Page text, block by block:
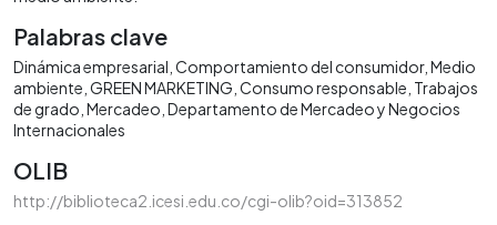
Palabras clave
Dinámica empresarial Comportamiento del consumidor Medio
ambiente GREEN MARKETING Consumo responsable Trabajos
de grado Mercadeo Departamento de Mercadeo y Negocios
Internacionales
OLIB
http://biblioteca2.icesi.edu.co/cgi-olib?oid=313852